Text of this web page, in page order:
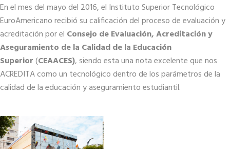
En el mes del mayo del 2016, el Instituto Superior Tecnológico
EuroAmericano recibió su calificación del proceso de evaluación y
acreditación por el Consejo de Evaluación, Acreditación y
Aseguramiento de la Calidad de la Educación
Superior(CEAACES), siendo esta una nota excelente que nos
ACREDITA como un tecnológico dentro de los parámetros de la
calidad de la educación y aseguramiento estudiantil.